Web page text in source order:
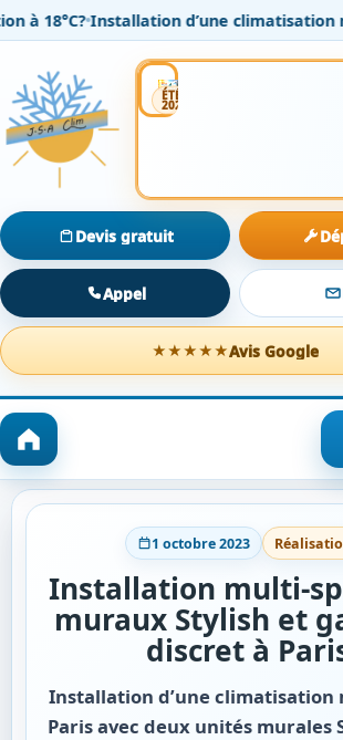
Installation d’une climatisation
ÉTÉ
2026
Installation
Entretien
Dépannage
Devis gratuit
Appel
★★★★★Avis Google
1 octobre 2023
Installation multi-
muraux Stylish et
discret à
Installation d’une climatisation
Paris avec deux unités murales